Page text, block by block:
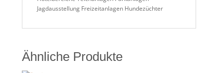
Jagdausstellung Freizeitanlagen Hundezüchter
Ähnliche Produkte